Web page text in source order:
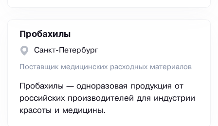
Пробахилы
Санкт-Петербург
Поставщик медицинских расходных материалов
Пробахилы — одноразовая продукция от
российских производителей для индустрии
красоты и медицины.